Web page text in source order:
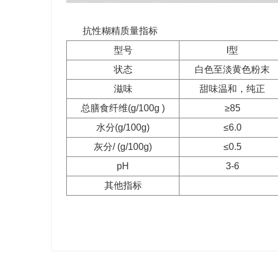
抗性糊精质量指标
型号
I型
状态
白色至淡黄色粉末
滋味
甜味温和，纯正
总膳食纤维(g/100g )
≥85
水分(g/100g)
≤6.0
灰分/ (g/100g)
≤0.5
pH
3-6
其他指标